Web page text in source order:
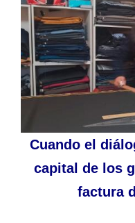
Cuando el
capital de los
factura